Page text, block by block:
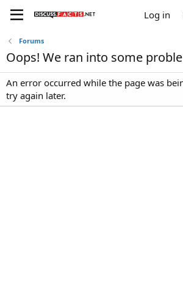
Log in
Forums
Oops! We ran into some
An error occurred while the page was
try again later.